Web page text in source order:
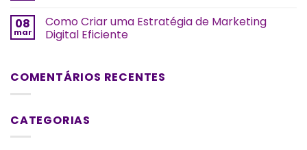
08
mar
Como Criar uma Estratégia de Marketing
Digital Eficiente
COMENTÁRIOS RECENTES
CATEGORIAS